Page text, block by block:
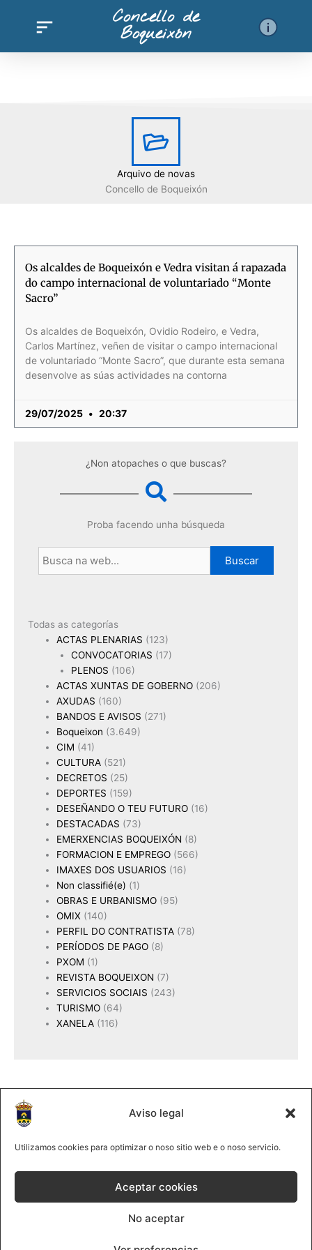
Aviso legal
Utilizamos cookies para optimizar o noso sitio web e o noso servicio.
Aceptar cookies
No aceptar
Concello de
Boqueixón
Arquivo de novas
Concello de Boqueixón
Os alcaldes de Boqueixón e Vedra visitan á rapazada
do campo internacional de voluntariado “Monte
Sacro”
Os alcaldes de Boqueixón, Ovidio Rodeiro, e Vedra,
Carlos Martínez, veñen de visitar o campo internacional
de voluntariado “Monte Sacro”, que durante esta semana
desenvolve as súas actividades na contorna
29/07/2025 20:37
¿Non atopaches o que buscas?
Proba facendo unha búsqueda
Buscar
Todas as categorías
ACTAS PLENARIAS (123)
CONVOCATORIAS (17)
PLENOS (106)
ACTAS XUNTAS DE GOBERNO (206)
AXUDAS (160)
BANDOS E AVISOS (271)
Boqueixon (3.649)
CIM (41)
CULTURA (521)
DECRETOS (25)
DEPORTES (159)
DESEÑANDO O TEU FUTURO (16)
DESTACADAS (73)
EMERXENCIAS BOQUEIXÓN (8)
FORMACION E EMPREGO (566)
IMAXES DOS USUARIOS (16)
Non classifié(e) (1)
OBRAS E URBANISMO (95)
OMIX (140)
PERFIL DO CONTRATISTA (78)
PERÍODOS DE PAGO (8)
PXOM (1)
REVISTA BOQUEIXON (7)
SERVICIOS SOCIAIS (243)
TURISMO (64)
XANELA (116)
@lmco 2025
Política de cookies
Política de privacidade